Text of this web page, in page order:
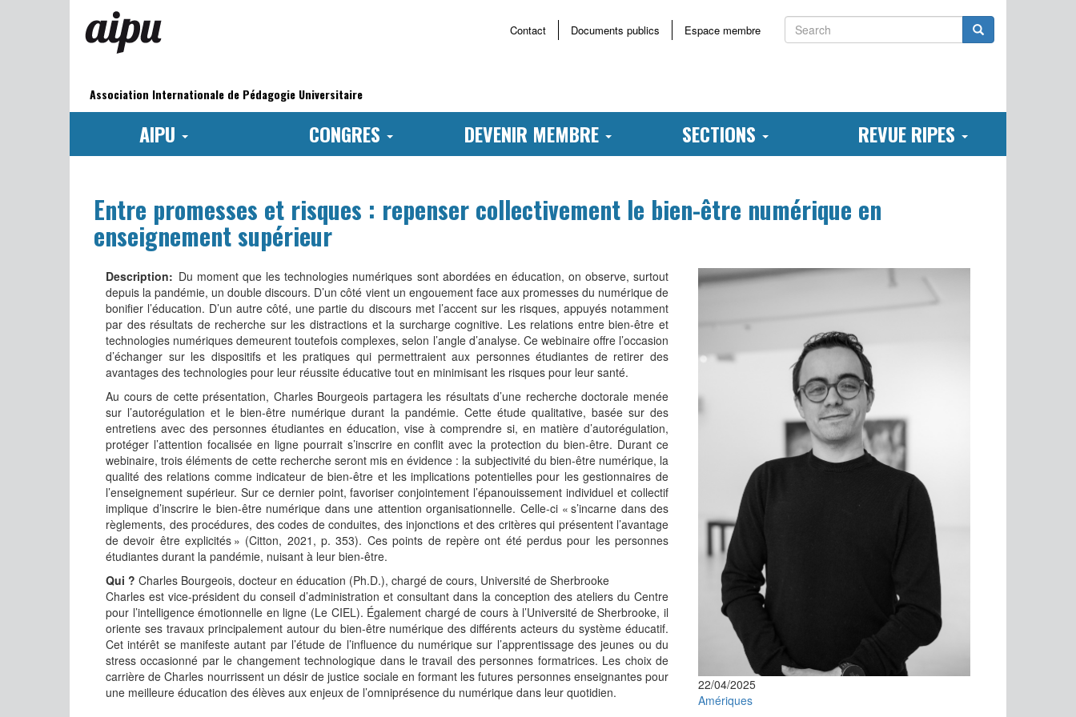
Association Internationale de Pédagogie Universitaire
Search Search
Espace membre
Documents publics
Contact
principale
AIPU CONGRES DEVENIR MEMBRE SECTIONS REVUE RIPES
Entre promesses et risques : repenser collectivement le bien-être numérique en
enseignement supérieur
Description
Du moment que les technologies numériques sont abordées en éducation, on observe, surtout
depuis la pandémie, un double discours. D’un côté vient un engouement face aux promesses du numérique de
bonifier l’éducation. D’un autre côté, une partie du discours met l’accent sur les risques, appuyés notamment
par des résultats de recherche sur les distractions et la surcharge cognitive. Les relations entre bien-être et
technologies numériques demeurent toutefois complexes, selon l’angle d’analyse. Ce webinaire offre l’occasion
d’échanger sur les dispositifs et les pratiques qui permettraient aux personnes étudiantes de retirer des
avantages des technologies pour leur réussite éducative tout en minimisant les risques pour leur santé.
Au cours de cette présentation, Charles Bourgeois partagera les résultats d’une recherche doctorale menée
sur l’autorégulation et le bien-être numérique durant la pandémie. Cette étude qualitative, basée sur des
entretiens avec des personnes étudiantes en éducation, vise à comprendre si, en matière d’autorégulation,
protéger l’attention focalisée en ligne pourrait s’inscrire en conflit avec la protection du bien-être. Durant ce
webinaire, trois éléments de cette recherche seront mis en évidence : la subjectivité du bien-être numérique, la
qualité des relations comme indicateur de bien-être et les implications potentielles pour les gestionnaires de
l’enseignement supérieur. Sur ce dernier point, favoriser conjointement l’épanouissement individuel et collectif
implique d’inscrire le bien-être numérique dans une attention organisationnelle. Celle-ci « s’incarne dans des
règlements, des procédures, des codes de conduites, des injonctions et des critères qui présentent l’avantage
de devoir être explicités » (Citton, 2021, p. 353). Ces points de repère ont été perdus pour les personnes
étudiantes durant la pandémie, nuisant à leur bien-être.
Qui ? Charles Bourgeois, docteur en éducation (Ph.D.), chargé de cours, Université de Sherbrooke
Charles est vice-président du conseil d’administration et consultant dans la conception des ateliers du Centre
pour l’intelligence émotionnelle en ligne (Le CIEL). Également chargé de cours à l’Université de Sherbrooke, il
oriente ses travaux principalement autour du bien-être numérique des différents acteurs du système éducatif.
Cet intérêt se manifeste autant par l’étude de l’influence du numérique sur l’apprentissage des jeunes ou du
stress occasionné par le changement technologique dans le travail des personnes formatrices. Les choix de
carrière de Charles nourrissent un désir de justice sociale en formant les futures personnes enseignantes pour
une meilleure éducation des élèves aux enjeux de l’omniprésence du numérique dans leur quotidien.
22/04/2025
Amériques